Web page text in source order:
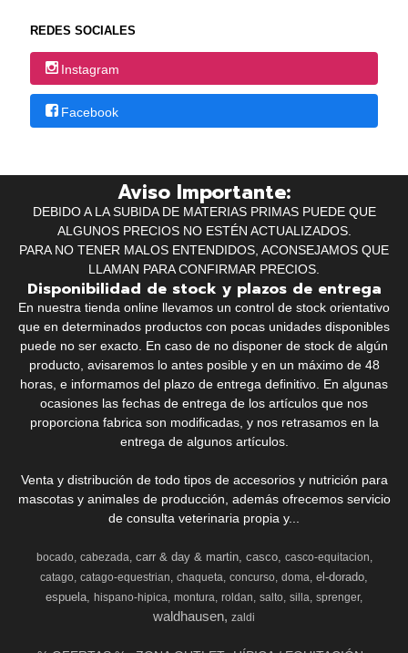
REDES SOCIALES
Instagram
Facebook
Aviso Importante:
DEBIDO A LA SUBIDA DE MATERIAS PRIMAS PUEDE QUE
ALGUNOS PRECIOS NO ESTÉN ACTUALIZADOS.
PARA NO TENER MALOS ENTENDIDOS, ACONSEJAMOS QUE
LLAMAN PARA CONFIRMAR PRECIOS.
Disponibilidad de stock y plazos de entrega
En nuestra tienda online llevamos un control de stock orientativo
que en determinados productos con pocas unidades disponibles
puede no ser exacto. En caso de no disponer de stock de algún
producto, avisaremos lo antes posible y en un máximo de 48
horas, e informamos del plazo de entrega definitivo. En algunas
ocasiones las fechas de entrega de los artículos que nos
proporciona fabrica son modificadas, y nos retrasamos en la
entrega de algunos artículos.
Venta y distribución de todo tipos de accesorios y nutrición para
mascotas y animales de producción, además ofrecemos servicio
de consulta veterinaria propia y...
bocado cabezada carr & day & martin casco
casco-equitacion
catago catago-equestrian chaqueta concurso doma el-dorado
espuela
hispano-hipica montura roldan salto silla sprenger
waldhausen zaldi